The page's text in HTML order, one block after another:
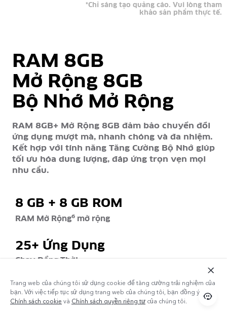
*Chỉ sáng tạo quảng cáo. Vui lòng tham
khảo sản phẩm thực tế.
RAM 8GB
Mở Rộng 8GB
Bộ Nhớ Mở Rộng
RAM 8GB+ Mở Rộng 8GB đảm bảo chuyển đổi
ứng dụng mượt mà, nhanh chóng và đa nhiệm.
Kết hợp với tính năng Tăng Cường Bộ Nhớ giúp
tối ưu hóa dung lượng, đáp ứng trọn vẹn mọi
nhu cầu.
8 GB + 8 GB ROM
RAM Mở Rộng6 mở rộng
25+ Ứng Dụng
Chạy Đồng Thời
128GB ROM77
Dung lượng lớn
Trang web của chúng tôi sử dụng cookie để tăng cường trải nghiệm của
bạn. Với việc tiếp tục sử dụng trang web của chúng tôi, bạn đồng ý với
Chính sách cookie và Chính sách quyền riêng tư của chúng tôi.